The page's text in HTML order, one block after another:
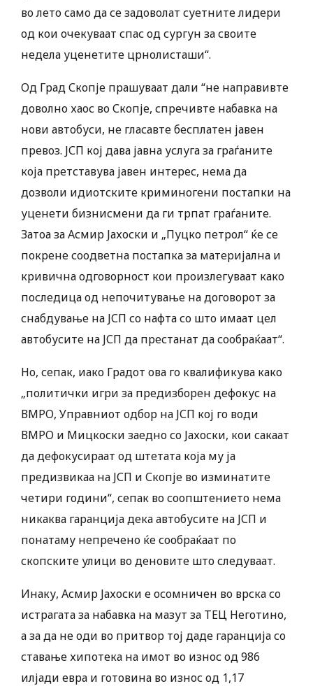
во лето само да се задоволат суетните лидери
од кои очекуваат спас од сургун за своите
недела уценетите црнолисташи“.
Од Град Скопје прашуваат дали “не направивте
доволно хаос во Скопје, спречивте набавка на
нови автобуси, не гласавте бесплатен јавен
превоз. ЈСП кој дава јавна услуга за граѓаните
која претставува јавен интерес, нема да
дозволи идиотските криминогени постапки на
уценети бизнисмени да ги трпат граѓаните.
Затоа за Асмир Јахоски и „Пуцко петрол“ ќе се
покрене соодветна постапка за материјална и
кривична одговорност кои произлегуваат како
последица од непочитување на договорот за
снабдување на ЈСП со нафта со што имаат цел
автобусите на ЈСП да престанат да сообраќаат“.
Но, сепак, иако Градот ова го квалификува како
„политички игри за предизборен дефокус на
ВМРО, Управниот одбор на ЈСП кој го води
ВМРО и Мицкоски заедно со Јахоски, кои сакаат
да дефокусираат од штетата која му ја
предизвикаа на ЈСП и Скопје во изминатите
четири години“, сепак во соопштението нема
никаква гаранција дека автобусите на ЈСП и
понатаму непречено ќе сообраќаат по
скопските улици во деновите што следуваат.
Инаку, Асмир Јахоски е осомничен во врска со
истрагата за набавка на мазут за ТЕЦ Неготино,
а за да не оди во притвор тој даде гаранција со
ставање хипотека на имот во износ од 986
илјади евра и готовина во износ од 1,17